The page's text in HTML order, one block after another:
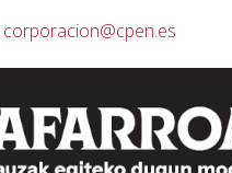
corporacion@cpen.es